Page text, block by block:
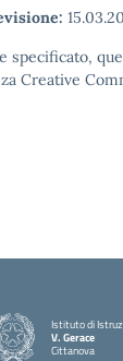
specificato,
Creative
Istituto di
V. Gerace
Cittanova